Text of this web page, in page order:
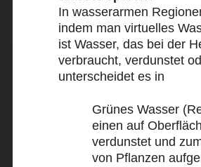
In wasserarmen
indem man virtuelles
ist Wasser, das bei der
verbraucht, verdunstet
unterscheidet es in
Grünes Wasser
einen auf
verdunstet und
von Pflanzen